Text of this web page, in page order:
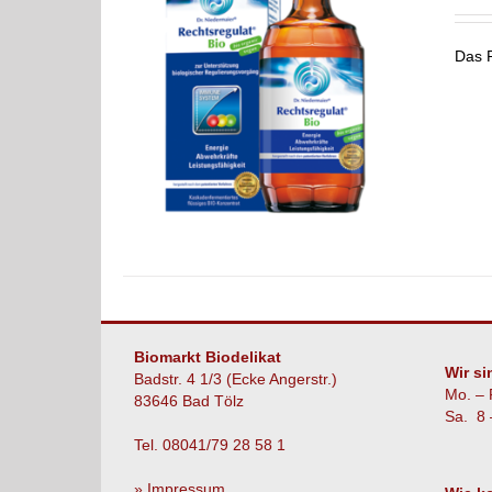
Das
Biomarkt Biodelikat
Badstr. 4 1/3 (Ecke Angerstr.)
83646 Bad Tölz
Tel. 08041/79 28 58 1
Wir
Mo. –
Sa. 8